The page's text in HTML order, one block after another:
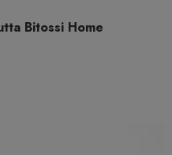
Bitossi Home